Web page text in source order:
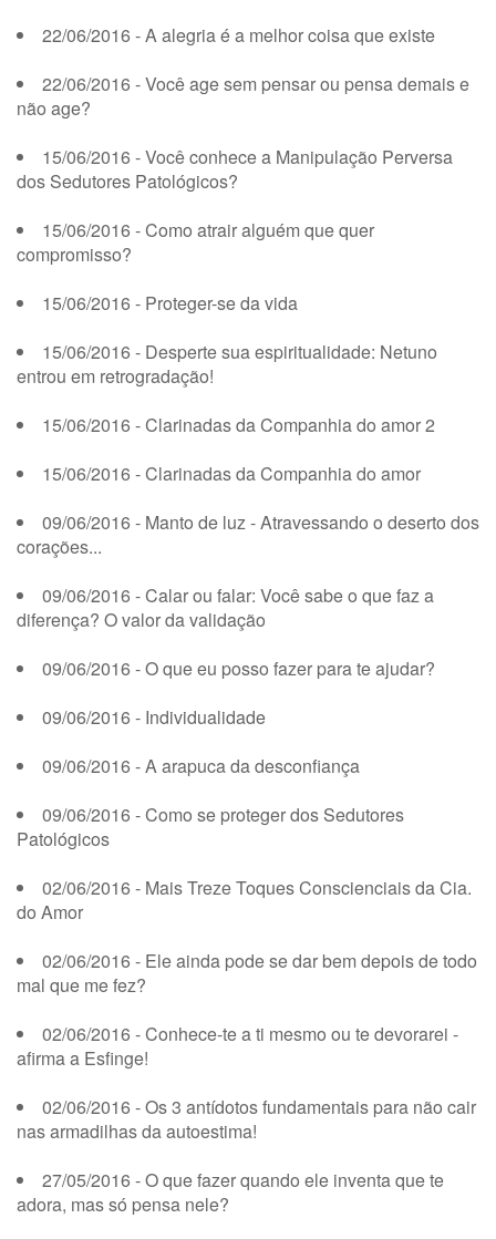
22/06/2016 - A alegria é a melhor coisa que existe
22/06/2016 - Você age sem pensar ou pensa demais e
não age?
15/06/2016 - Você conhece a Manipulação Perversa
dos Sedutores Patológicos?
15/06/2016 - Como atrair alguém que quer
compromisso?
15/06/2016 - Proteger-se da vida
15/06/2016 - Desperte sua espiritualidade: Netuno
entrou em retrogradação!
15/06/2016 - Clarinadas da Companhia do amor 2
15/06/2016 - Clarinadas da Companhia do amor
09/06/2016 - Manto de luz - Atravessando o deserto dos
corações...
09/06/2016 - Calar ou falar: Você sabe o que faz a
diferença? O valor da validação
09/06/2016 - O que eu posso fazer para te ajudar?
09/06/2016 - Individualidade
09/06/2016 - A arapuca da desconfiança
09/06/2016 - Como se proteger dos Sedutores
Patológicos
02/06/2016 - Mais Treze Toques Conscienciais da Cia.
do Amor
02/06/2016 - Ele ainda pode se dar bem depois de todo
mal que me fez?
02/06/2016 - Conhece-te a ti mesmo ou te devorarei -
afirma a Esfinge!
02/06/2016 - Os 3 antídotos fundamentais para não cair
nas armadilhas da autoestima!
27/05/2016 - O que fazer quando ele inventa que te
adora, mas só pensa nele?